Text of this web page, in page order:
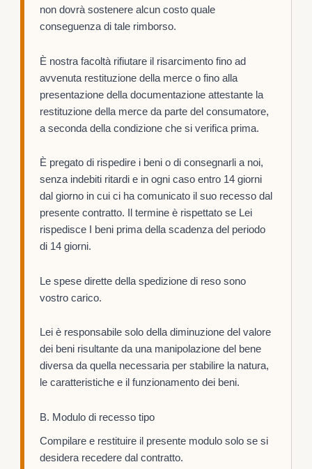
non dovrà sostenere alcun costo quale
conseguenza di tale rimborso.
È nostra facoltà rifiutare il risarcimento fino ad
avvenuta restituzione della merce o fino alla
presentazione della documentazione attestante la
restituzione della merce da parte del consumatore,
a seconda della condizione che si verifica prima.
È pregato di rispedire i beni o di consegnarli a noi,
senza indebiti ritardi e in ogni caso entro 14 giorni
dal giorno in cui ci ha comunicato il suo recesso dal
presente contratto. Il termine è rispettato se Lei
rispedisce I beni prima della scadenza del periodo
di 14 giorni.
Le spese dirette della spedizione di reso sono
vostro carico.
Lei è responsabile solo della diminuzione del valore
dei beni risultante da una manipolazione del bene
diversa da quella necessaria per stabilire la natura,
le caratteristiche e il funzionamento dei beni.
B. Modulo di recesso tipo
Compilare e restituire il presente modulo solo se si
desidera recedere dal contratto.